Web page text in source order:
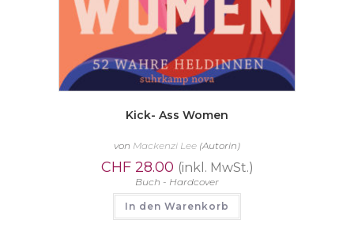
Kick- Ass Women
von Mackenzi Lee (Autorin)
CHF28.00 (inkl. MwSt.)
Buch - Hardcover
In den Warenkorb